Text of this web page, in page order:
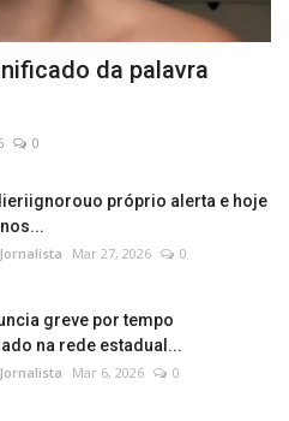
da palavra
0
próprio alerta e hoje
Mar 27, 2026 0
greve por tempo
na rede estadual...
Mar 6, 2026 0